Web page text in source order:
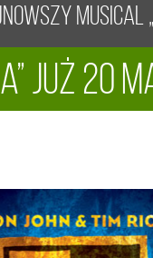
musical
już 20